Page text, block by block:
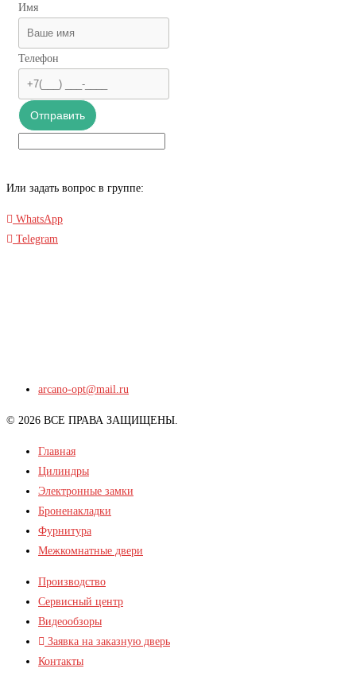
Имя
Телефон
Отправить
Или задать вопрос в группе:
WhatsApp
Telegram
arcano-opt@mail.ru
© 2026 ВСЕ ПРАВА ЗАЩИЩЕНЫ.
Главная
Цилиндры
Электронные замки
Броненакладки
Фурнитура
Межкомнатные двери
Производство
Сервисный центр
Видеообзоры
Заявка на заказную дверь
Контакты